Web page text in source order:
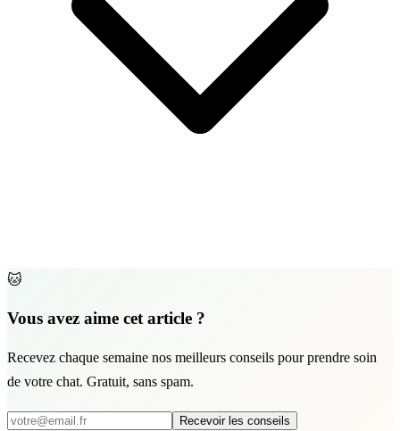
🐱
Vous avez aime cet article ?
Recevez chaque semaine nos meilleurs conseils pour prendre soin
de votre chat. Gratuit, sans spam.
Recevoir les conseils